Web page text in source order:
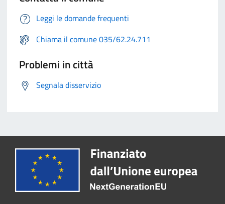
Leggi le domande frequenti
Chiama il comune 035/62.24.711
Problemi in città
Segnala disservizio